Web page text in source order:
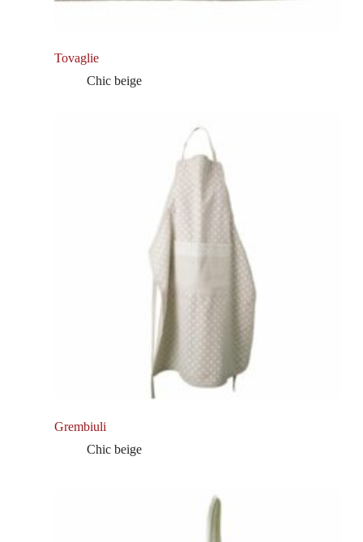
Tovaglie
Chic beige
Grembiuli
Chic beige